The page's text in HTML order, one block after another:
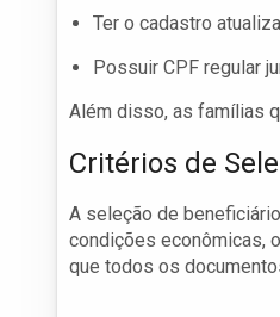
Ter o cadastro
Possuir CPF regular
Além disso, as famílias
Critérios de
A seleção de
condições econômicas,
que todos os